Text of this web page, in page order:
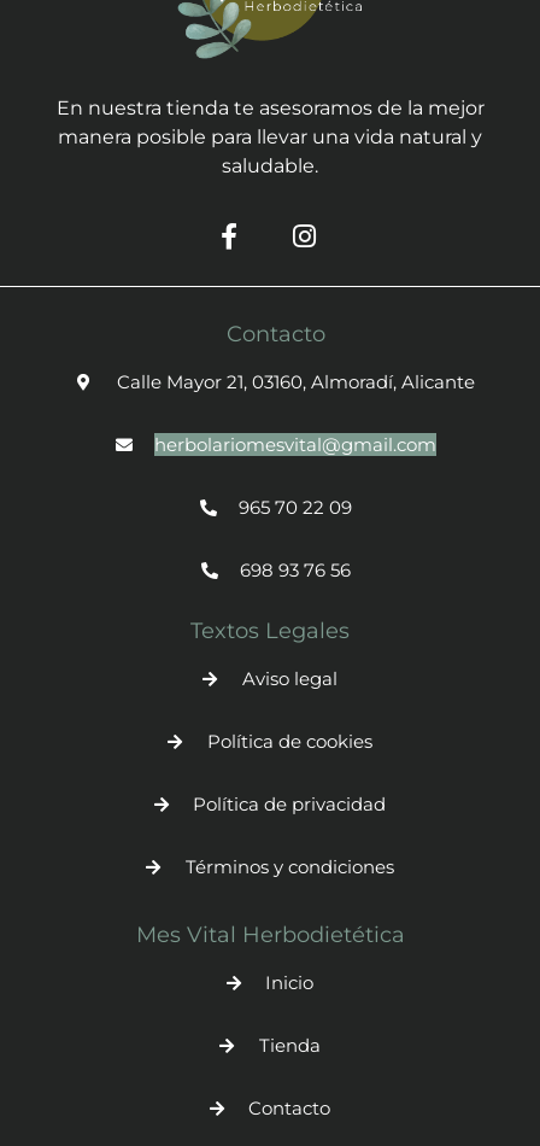
En nuestra tienda te asesoramos de la mejor
manera posible para llevar una vida natural y
saludable.
Contacto
Calle Mayor 21, 03160, Almoradí, Alicante
herbolariomesvital@gmail.com
965 70 22 09
698 93 76 56
Textos Legales
Aviso legal
Política de cookies
Política de privacidad
Términos y condiciones
Mes Vital Herbodietética
Inicio
Tienda
Contacto